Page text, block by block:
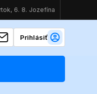
Prihlásiť